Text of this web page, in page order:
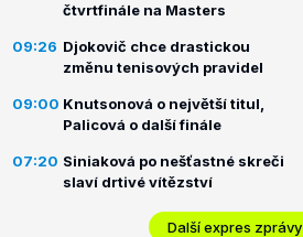
čtvrtfinále na Masters
09:26 Djokovič chce drastickou
změnu tenisových pravidel
09:00 Knutsonová o největší titul,
Palicová o další finále
07:20 Siniaková po nešťastné skreči
slaví drtivé vítězství
Další expres zprávy